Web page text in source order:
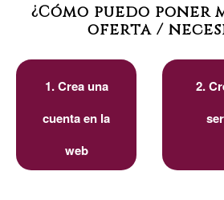
¿Cómo puedo poner
oferta /
1. Crea una
cuenta en la
web
2.